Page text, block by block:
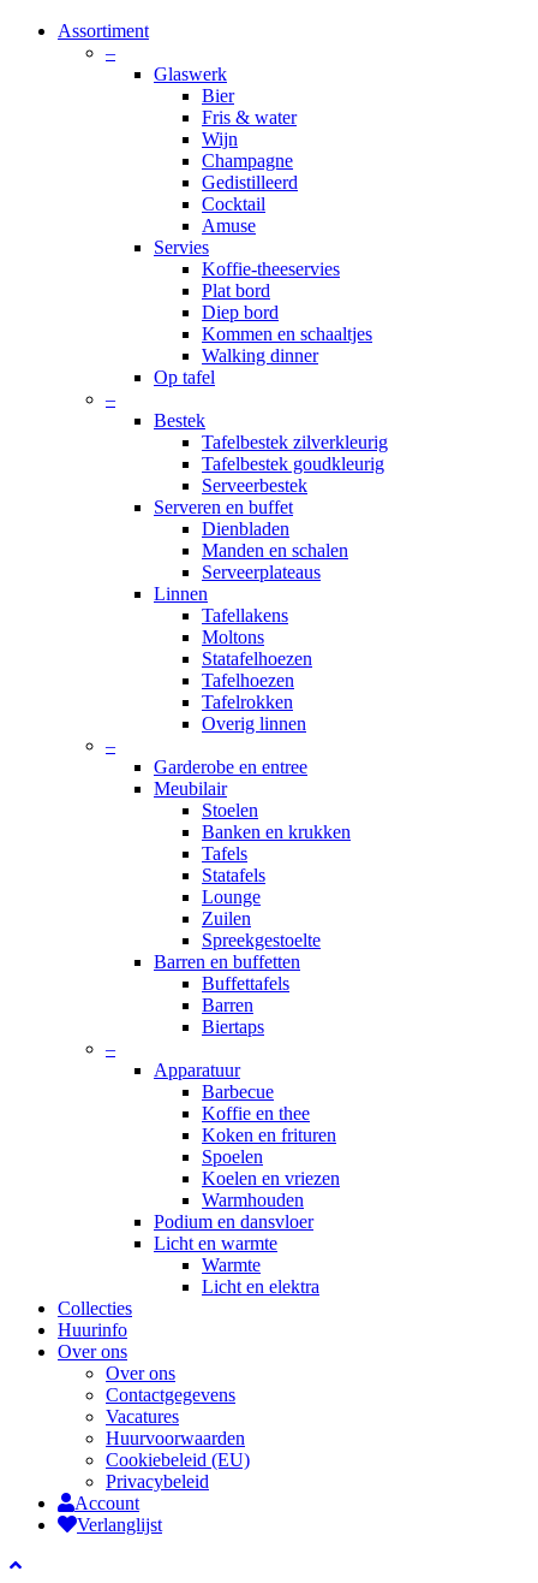
Close
Assortiment
–
Glaswerk
Bier
Fris & water
Wijn
Champagne
Gedistilleerd
Cocktail
Amuse
Servies
Koffie-theeservies
Plat bord
Diep bord
Kommen en schaaltjes
Walking dinner
Op tafel
–
Bestek
Tafelbestek zilverkleurig
Tafelbestek goudkleurig
Serveerbestek
Serveren en buffet
Dienbladen
Manden en schalen
Serveerplateaus
Linnen
Tafellakens
Moltons
Statafelhoezen
Tafelhoezen
Tafelrokken
Overig linnen
–
Garderobe en entree
Meubilair
Stoelen
Banken en krukken
Tafels
Statafels
Lounge
Zuilen
Spreekgestoelte
Barren en buffetten
Buffettafels
Barren
Biertaps
–
Apparatuur
Barbecue
Koffie en thee
Koken en frituren
Spoelen
Koelen en vriezen
Warmhouden
Podium en dansvloer
Licht en warmte
Warmte
Licht en elektra
Collecties
Huurinfo
Over ons
Over ons
Contactgegevens
Vacatures
Huurvoorwaarden
Cookiebeleid (EU)
Privacybeleid
Account
Verlanglijst